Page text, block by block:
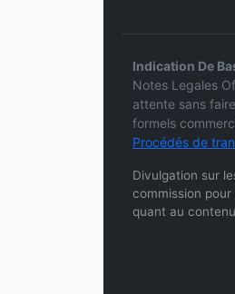
Indication De
Notes Legales
attente sans
formels
Procédés de
Divulgation sur
commission
quant au